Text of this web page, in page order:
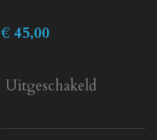
€ 45,00
Uitgeschakeld